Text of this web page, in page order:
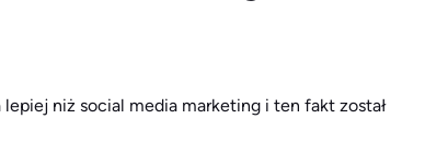
lepiej niż social media marketing i ten fakt został